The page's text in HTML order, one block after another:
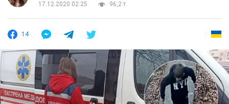
17.12.2020 02:25
96,2 т.
14